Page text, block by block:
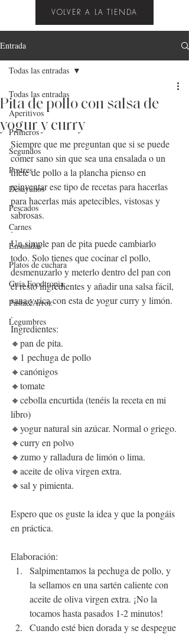
VOLVER A LA TIENDA
Entrada
Todas las entradas
Aperitivos
Primeros
Segundos
Postres
Desayunos
Pescados
Carnes
Ensaladas
Platos de cuchara
Guía Foodtropia
Pasta&Arroz
Legumbres
Todas las entradas
Pita de pollo con salsa de
yogur y curry
Siempre que me preguntan que si se puede
comer sano sin que sea una ensalada o un
filete de pollo a la plancha pienso en
reinventar ese tipo de recetas para hacerlas
para hacerlas más apetecibles, vistosas y
sabrosas.
.
Un simple pan de pita puede cambiarlo
todo. Solo tienes que cocinar el pollo,
desmenuzarlo y meterlo dentro del pan con
el resto ingredientes y añadir una salsa fácil,
sana y rica con esta de yogur curry y limón.
.
Ingredientes:
🔸pan de pita.
🔸1 pechuga de pollo
🔸canónigos
🔸tomate
🔸cebolla encurtida (tenéis la receta en mi
libro)
🔸yogur natural sin azúcar. Normal o griego.
🔸curry en polvo
🔸zumo y ralladura de limón o lima.
🔸aceite de oliva virgen extra.
🔸sal y pimienta.
Espero que os guste la idea y que la pongáis
en práctica.
Elaboración:
Salpimentamos la pechuga de pollo, y
la sellamos en una sartén caliente con
aceite de oliva virgen extra. ¡No la
tocamos hasta pasados 1-2 minutos!
Cuando esté bien dorada y se despegue